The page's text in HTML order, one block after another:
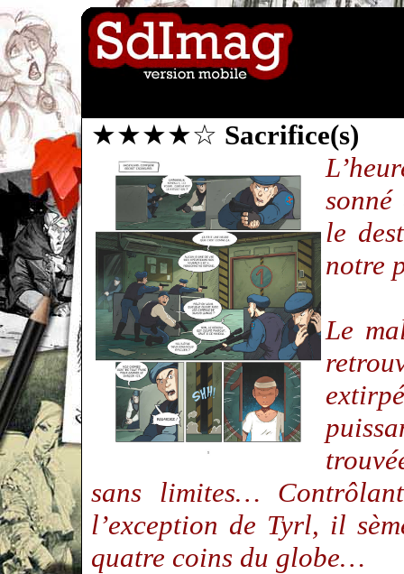
★★★★☆ Sacrifice(s)
sonné
le
notre
Le
sans limites…
l’exception de Tyrl, il
quatre coins du globe…